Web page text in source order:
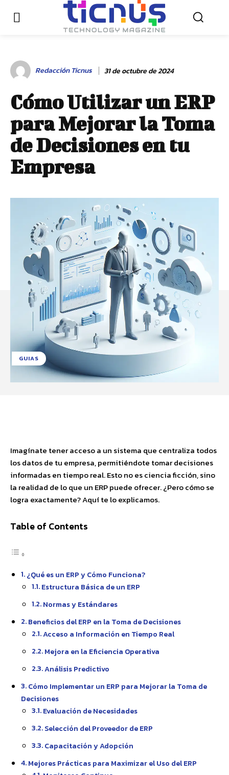
Redacción Ticnus 31 de octubre de 2024
Cómo Utilizar un ERP
para Mejorar la Toma
de Decisiones en tu
Empresa
GUIAS
Imagínate tener acceso a un sistema que centraliza todos
los datos de tu empresa, permitiéndote tomar decisiones
informadas en tiempo real. Esto no es ciencia ficción, sino
la realidad de lo que un ERP puede ofrecer. ¿Pero cómo se
logra exactamente? Aquí te lo explicamos.
Table of Contents
¿Qué es un ERP y Cómo Funciona?
Estructura Básica de un ERP
Normas y Estándares
Beneficios del ERP en la Toma de Decisiones
Acceso a Información en Tiempo Real
Mejora en la Eficiencia Operativa
Análisis Predictivo
Cómo Implementar un ERP para Mejorar la Toma de
Decisiones
Evaluación de Necesidades
Selección del Proveedor de ERP
Capacitación y Adopción
Mejores Prácticas para Maximizar el Uso del ERP